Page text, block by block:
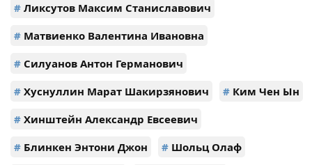
# Ликсутов Максим Станиславович
# Матвиенко Валентина Ивановна
# Силуанов Антон Германович
# Хуснуллин Марат Шакирзянович # Ким Чен Ын
# Хинштейн Александр Евсеевич
# Блинкен Энтони Джон # Шольц Олаф